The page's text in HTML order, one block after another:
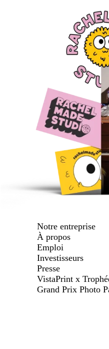
Notre entreprise
À propos
Emploi
Investisseurs
Presse
VistaPrint x
Grand Prix Photo